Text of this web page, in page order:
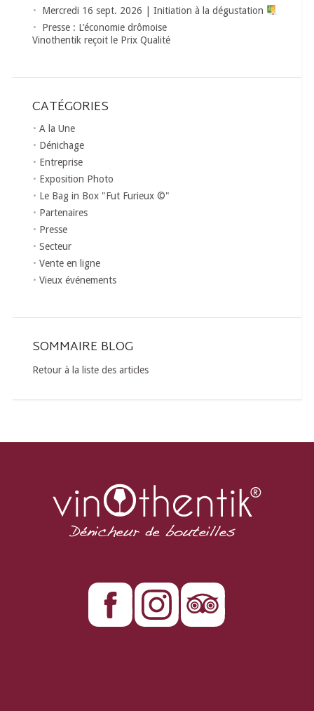
Mercredi 16 sept. 2026 | Initiation à la dégustation
Presse : L’économie drômoise
Vinothentik reçoit le Prix Qualité
CATÉGORIES
A la Une
Dénichage
Entreprise
Exposition Photo
Le Bag in Box "Fut Furieux ©"
Partenaires
Presse
Secteur
Vente en ligne
Vieux événements
SOMMAIRE BLOG
Retour à la liste des articles